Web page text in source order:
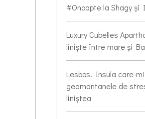
#Onoapte la Shagy și
Luxury Cubelles
liniște între mare și
Lesbos. Insula care-
geamantanele de
liniștea